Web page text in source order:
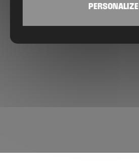
PERSONALIZE